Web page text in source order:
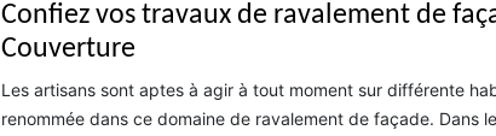
Confiez vos travaux de ravalement de
Couverture
Les artisans sont aptes à agir à tout moment sur différente
renommée dans ce domaine de ravalement de façade. Dans